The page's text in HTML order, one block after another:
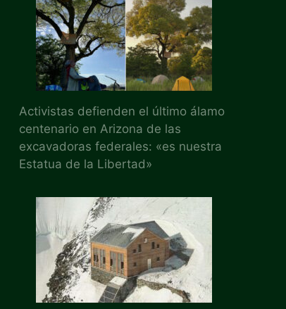
Activistas defienden el último álamo
centenario en Arizona de las
excavadoras federales: «es nuestra
Estatua de la Libertad»